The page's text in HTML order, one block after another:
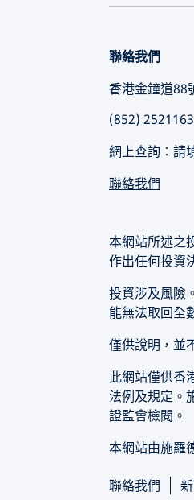
聯絡我們
香港金鐘道88
(852)
網上查詢：請
聯絡我們
本網站所述之
作出任何投資
投資涉及風險
能無法取回全
僅供說明，並
此網站僅供香
法例及規定。
證監會檢閱。
本網站由施羅
聯絡我們